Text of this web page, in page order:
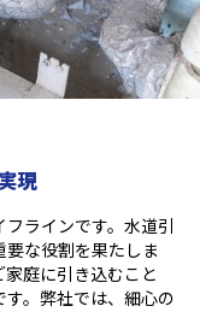
現
ラインです。水道引
な役割を果たしま
庭に引き込むこと
。弊社では、細心の